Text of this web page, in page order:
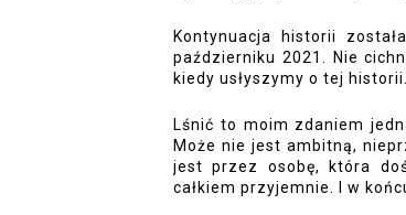
Kontynuacja historii
październiku 2021. Nie
kiedy usłyszymy o tej historii.
Lśnić to moim zdaniem
Może nie jest ambitną,
jest przez osobę, która
całkiem przyjemnie. I w